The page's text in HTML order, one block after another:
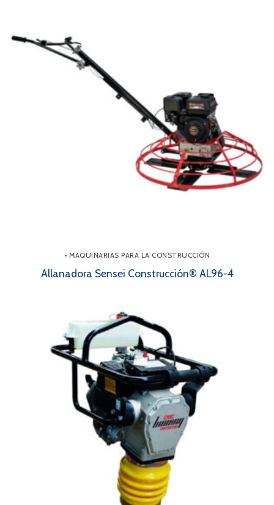
• MAQUINARIAS PARA LA CONSTRUCCIÓN
Allanadora Sensei Construcción® AL96-4